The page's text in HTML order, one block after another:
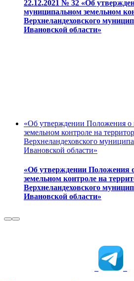
22.12.2021 № 32 «Об
муниципальном земельном
Верхнеландеховского
Ивановской области»
«Об утверждении Положения
земельном контроле на
Верхнеландеховского
Ивановской области»
«Об утверждении Положения
земельном контроле на
Верхнеландеховского
Ивановской области»